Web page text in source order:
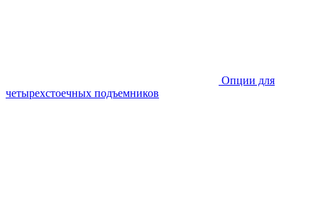
Опции для
четырехстоечных подъемников